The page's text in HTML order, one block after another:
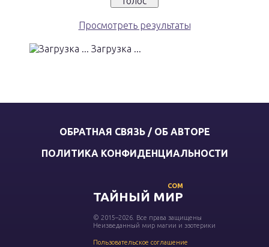
Просмотреть результаты
Загрузка ...
ОБРАТНАЯ СВЯЗЬ / ОБ АВТОРЕ
ПОЛИТИКА КОНФИДЕНЦИАЛЬНОСТИ
ТАЙНЫЙ МИР
COM
© 2015–2026. Все права защищены
Неизведанный мир магии и эзотерики
Пользовательское соглашение